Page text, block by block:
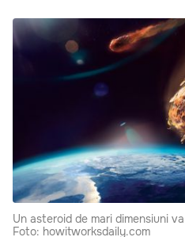
Un asteroid de mari dimensiuni
Foto: howitworksdaily.com